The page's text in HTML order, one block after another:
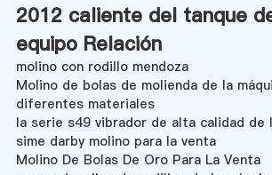
2012 caliente del tanque
equipo Relación
molino con rodillo mendoza
Molino de bolas de molienda de la
diferentes materiales
la serie s49 vibrador de alta calidad de
sime darby molino para la venta
Molino De Bolas De Oro Para La Venta